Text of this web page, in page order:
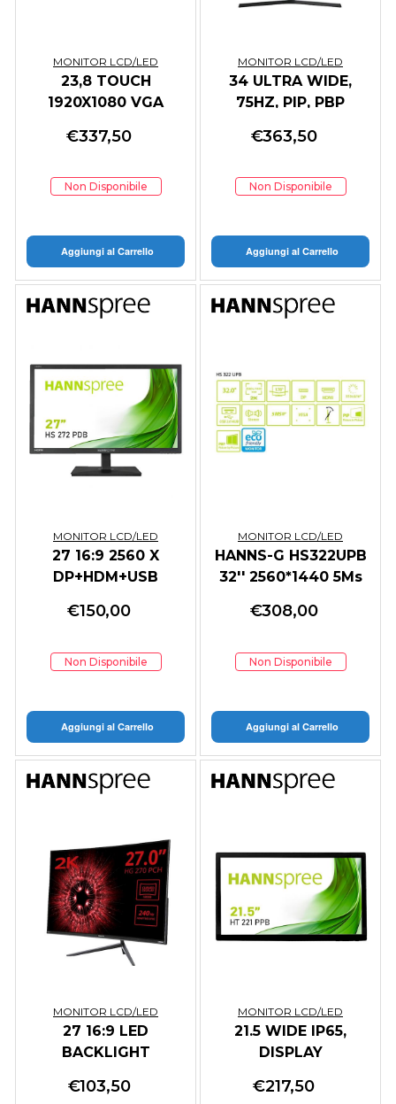
MONITOR LCD/LED
23,8 TOUCH
1920X1080 VGA
8MS
€337,50
Non Disponibile
Aggiungi al Carrello
MONITOR LCD/LED
34 ULTRA WIDE,
75HZ, PIP, PBP
€363,50
Non Disponibile
Aggiungi al Carrello
MONITOR LCD/LED
27 16:9 2560 X
DP+HDM+USB
€150,00
Non Disponibile
Aggiungi al Carrello
MONITOR LCD/LED
HANNS-G HS322UPB
32'' 2560*1440 5Ms
HDMI DP VESA PIP
€308,00
Non Disponibile
Aggiungi al Carrello
MONITOR LCD/LED
27 16:9 LED
BACKLIGHT
€103,50
MONITOR LCD/LED
21.5 WIDE IP65,
DISPLAY
W/O FRONT
€217,50